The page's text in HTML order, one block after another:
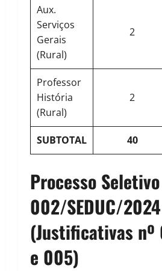
Aux.
Serviços
Gerais
(Rural)
2
Professor
História
(Rural)
2
SUBTOTAL 40
Processo Seletivo
002/SEDUC/2024
(Justificativas
e 005)